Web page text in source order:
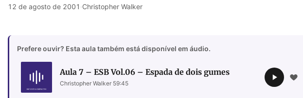
12 de agosto de 2001 ·Christopher Walker
Prefere ouvir? Esta aula também está disponível em áudio.
Aula 7 – ESB Vol.06 – Espada de dois gumes
Christopher Walker 59:45